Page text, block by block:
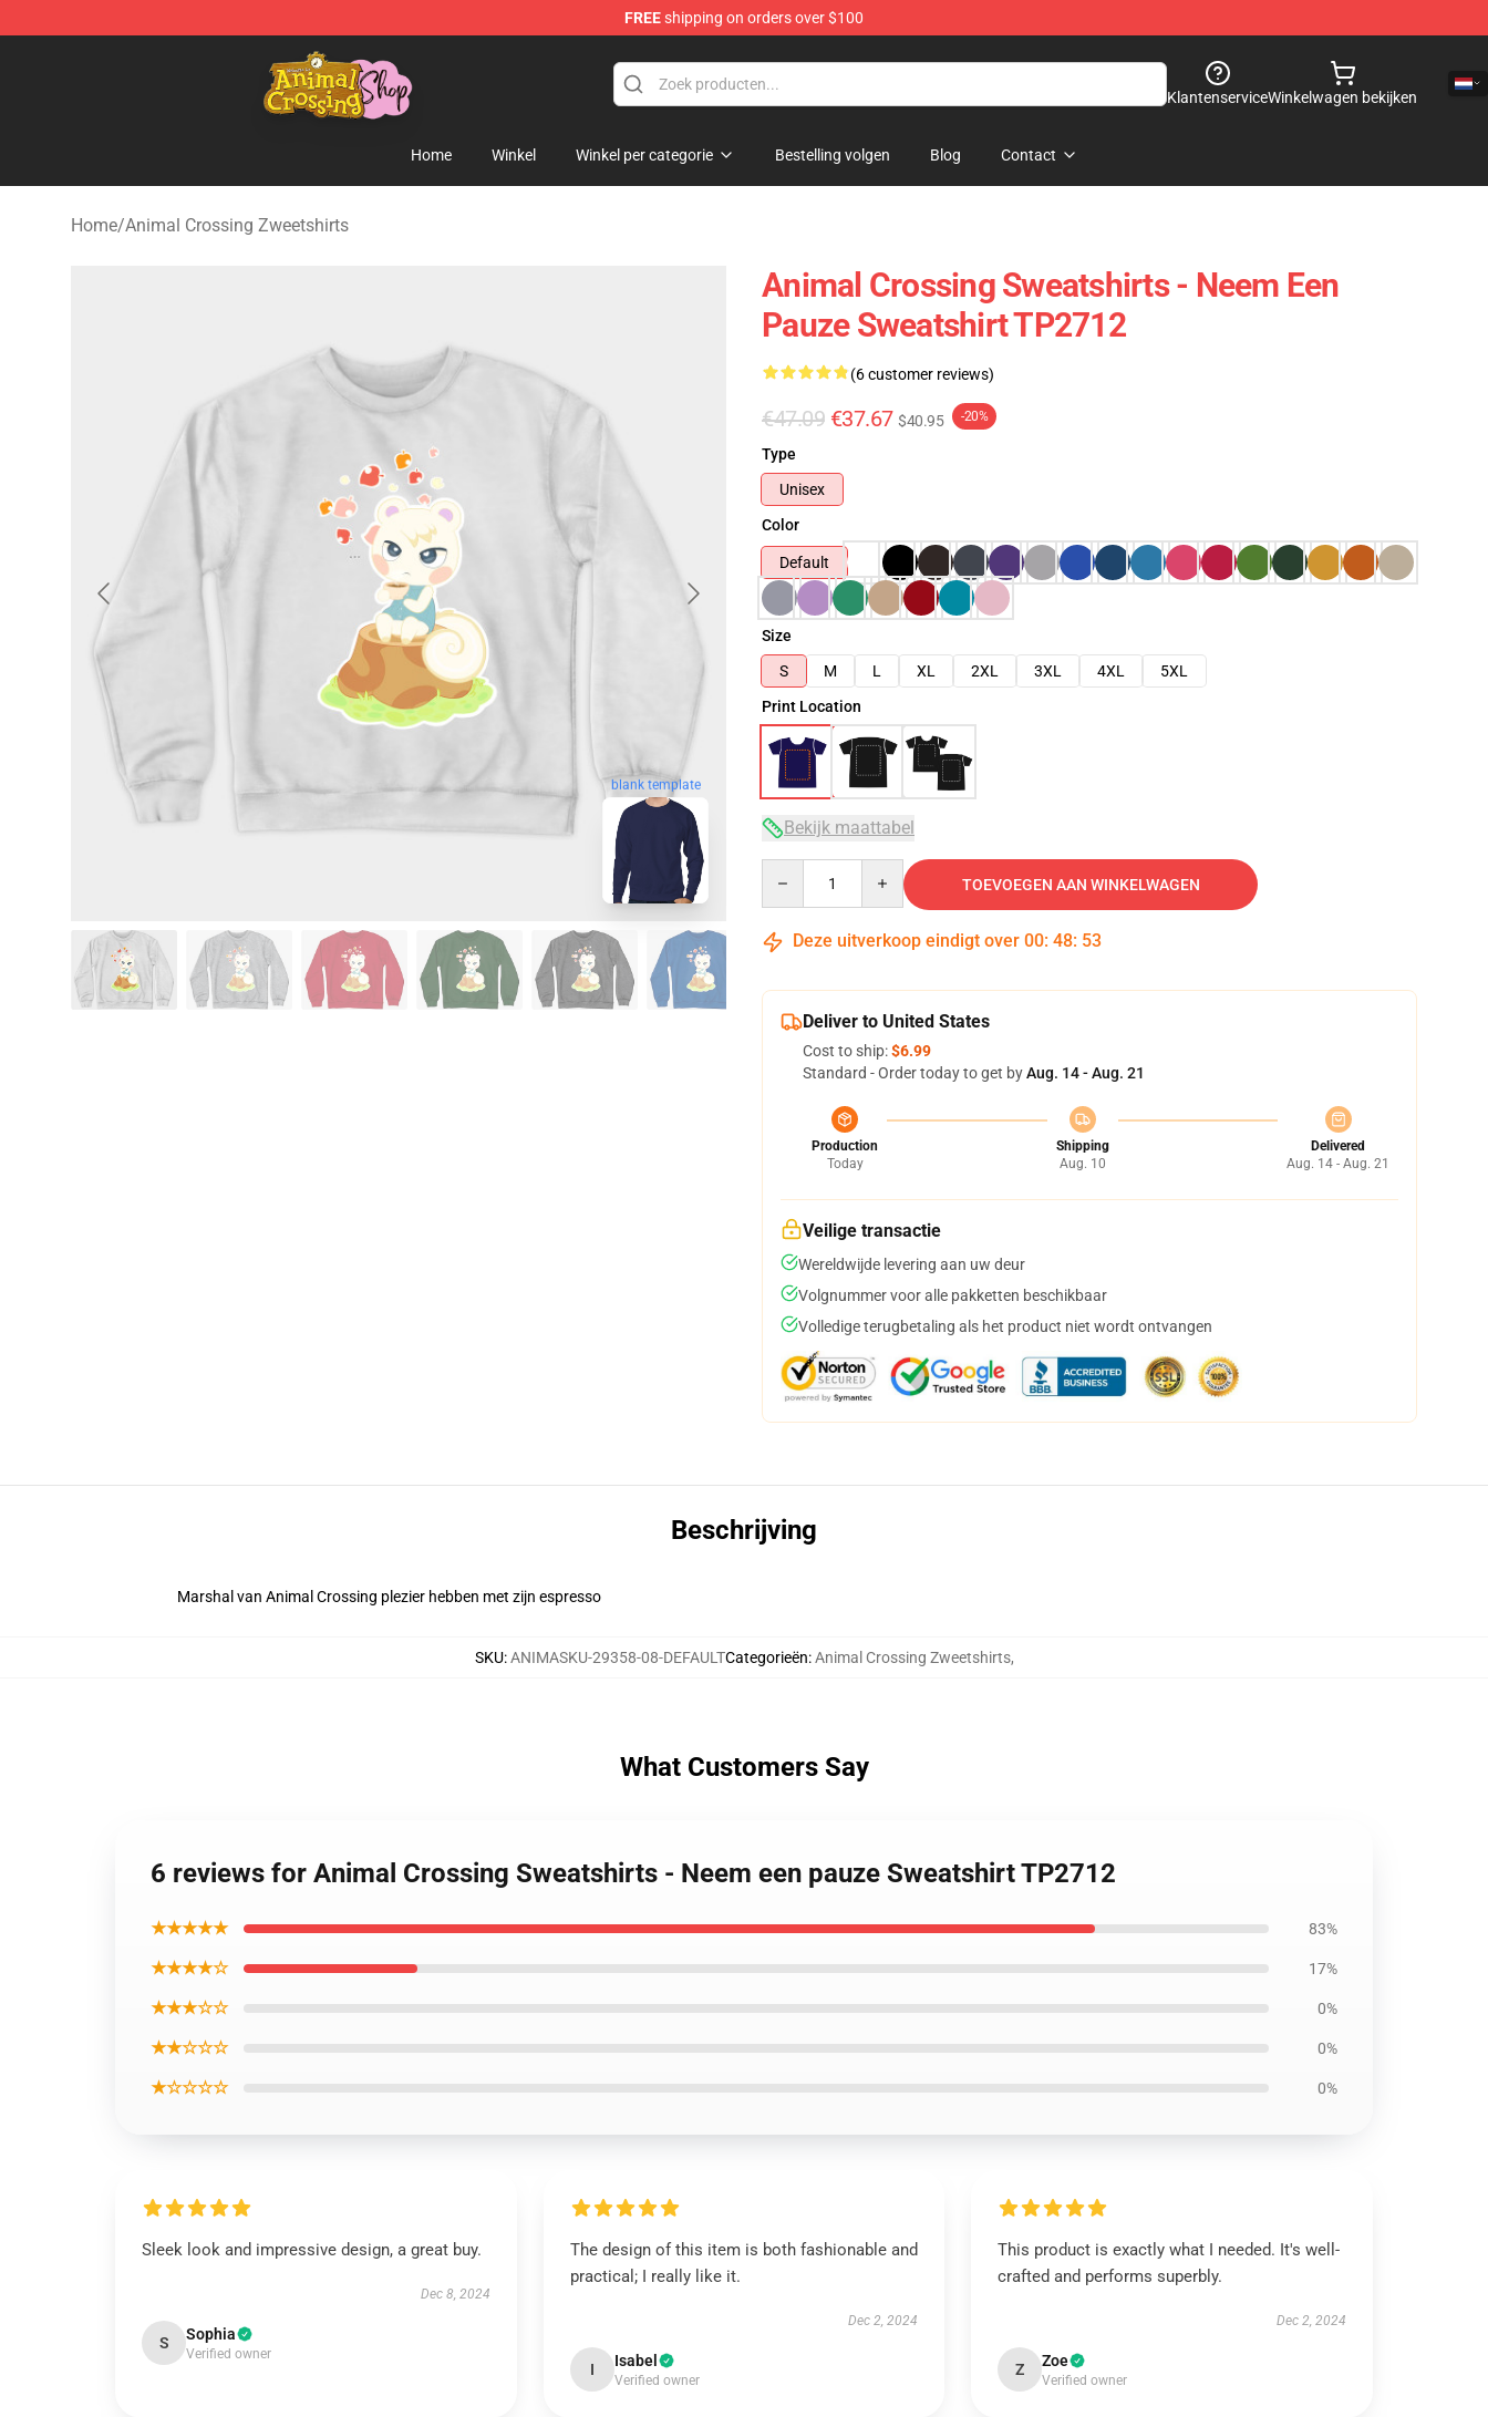
FREEshipping on orders over $100
Animal Crossing Shop - Official Animal Crossing Merchandise Store
KlantenserviceWinkelwagen bekijken
Home Winkel Winkel per categorie Bestelling volgen Blog Contact
Home/Animal Crossing Zweetshirts
blank template
Animal Crossing Sweatshirts - Neem Een
Pauze Sweatshirt TP2712
(6 customer reviews)
€47.09 €37.67 $40.95 -20%
Type
Unisex
Color
Default
Size
S
M L XL 2XL 3XL 4XL
5XL
Print Location
Bekijk maattabel
TOEVOEGEN AAN WINKELWAGEN
Deze uitverkoop eindigt over 00: 48: 52
Deliver to United States
Cost to ship:$6.99
Standard - Order today to get byAug. 14 - Aug. 21
Production
Today
Shipping
Aug. 10
Delivered
Aug. 14 - Aug. 21
Veilige transactie
Wereldwijde levering aan uw deur
Volgnummer voor alle pakketten beschikbaar
Volledige terugbetaling als het product niet wordt ontvangen
Beschrijving
Marshal van Animal Crossing plezier hebben met zijn espresso
SKU:ANIMASKU-29358-08-DEFAULTCategorieën:Animal Crossing Zweetshirts,
What Customers Say
6 reviews for Animal Crossing Sweatshirts - Neem een pauze Sweatshirt TP2712
★★★★★ 83%
★★★★☆ 17%
★★★☆☆ 0%
★★☆☆☆ 0%
★☆☆☆☆ 0%
Sleek look and impressive design, a great buy.
Dec 8, 2024
S Sophia
Verified owner
The design of this item is both fashionable and
practical; I really like it.
Dec 2, 2024
I Isabel
Verified owner
This product is exactly what I needed. It's well-
crafted and performs superbly.
Dec 2, 2024
Z Zoe
Verified owner